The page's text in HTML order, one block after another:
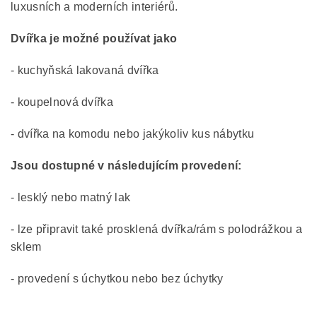
luxusních a moderních interiérů.
Dvířka je možné používat jako
- kuchyňská lakovaná dvířka
- koupelnová dvířka
- dvířka na komodu nebo jakýkoliv kus nábytku
Jsou dostupné v následujícím provedení:
- lesklý nebo matný lak
- lze připravit také prosklená dvířka/rám s polodrážkou a
sklem
- provedení s úchytkou nebo bez úchytky